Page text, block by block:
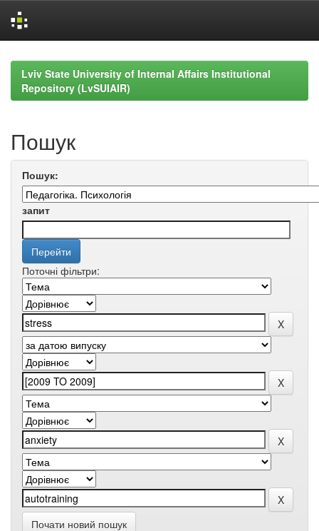
navigationLviv State University of Internal Affairs Institutional
Repository (LvSUIAIR)
Пошук
Пошук:
запит
Поточні фільтри:
Почати новий пошук